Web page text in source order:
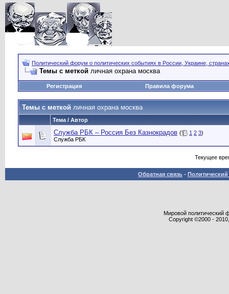
Политический форум о политических событиях в России, Украине,
Темы с меткой личная охрана москва
Регистрация Правила форума
Темы с меткой личная охрана москва
Тема / Автор
Служба РБК – Россия Без Казнокрадов ( 1 2 3)
Служба РБК
Текущее
Обратная связь -
Мировой политический
Copyright ©2000 -